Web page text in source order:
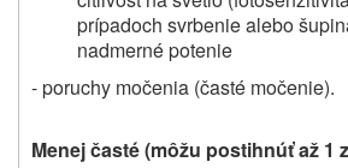
prípadoch svrbenie alebo
nadmerné potenie
- poruchy močenia (časté močenie).
Menej časté (môžu postihnúť až 1